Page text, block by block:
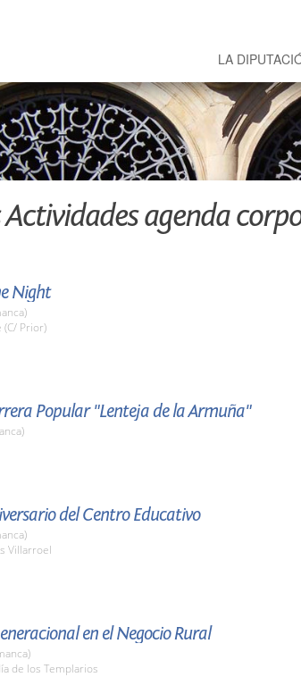
LA
agenda
Night
(C/ Prior)
Popular "Lenteja de la Armuña"
del Centro Educativo
Villarroel
en el Negocio Rural
de los Templarios